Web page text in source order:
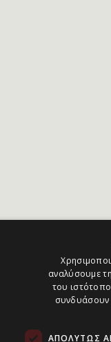
αναλύσουμε
του
συνδυάσουν
ΑΠΟΛΎΤΩΣ